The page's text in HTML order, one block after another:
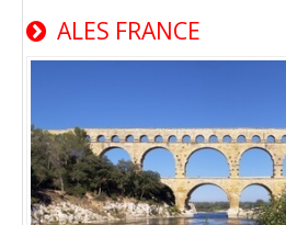
ALES FRANCE